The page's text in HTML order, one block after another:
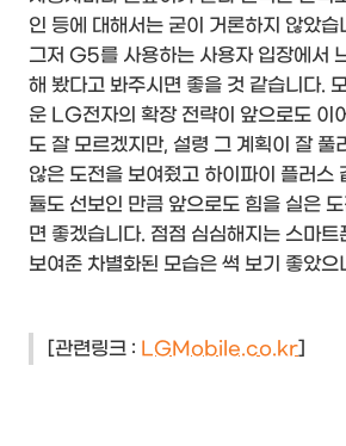
인 등에 대해서는 굳이 거론하지 않았습
그저 G5를 사용하는 사용자 입장에서
해 봤다고 봐주시면 좋을 것 같습니다.
운 LG전자의 확장 전략이 앞으로도 이
도 잘 모르겠지만, 설령 그 계획이 잘 풀
않은 도전을 보여줬고 하이파이 플러스
듈도 선보인 만큼 앞으로도 힘을 실은
면 좋겠습니다. 점점 심심해지는 스마
보여준 차별화된 모습은 썩 보기 좋았으
[관련링크 : LGMobile.co.kr]